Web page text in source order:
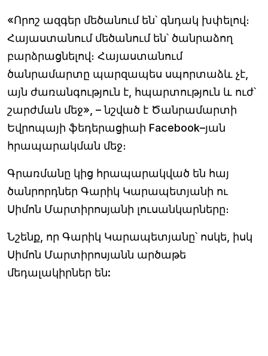
«Որոշ ազգեր մեծանում են՝ գնդակ խփելով։
Հայաստանում մեծանում են՝ ծանրաձող
բարձրացնելով։ Հայաստանում
ծանրամարտը պարզապես սպորտաձև չէ,
այն ժառանգություն է, հպարտություն և ուժ՝
շարժման մեջ», – նշված է Ծանրամարտի
Եվրոպայի ֆեդերացիաի Facebook–յան
հրապարակման մեջ։
Գրառմանը կից հրապարակված են հայ
ծանրորդներ Գարիկ Կարապետյանի ու
Սիմոն Մարտիրոսյանի լուսանկարները։
Նշենք, որ Գարիկ Կարապետյանը՝ ոսկե, իսկ
Սիմոն Մարտիրոսյանն արծաթե
մեդալակիրներ են: